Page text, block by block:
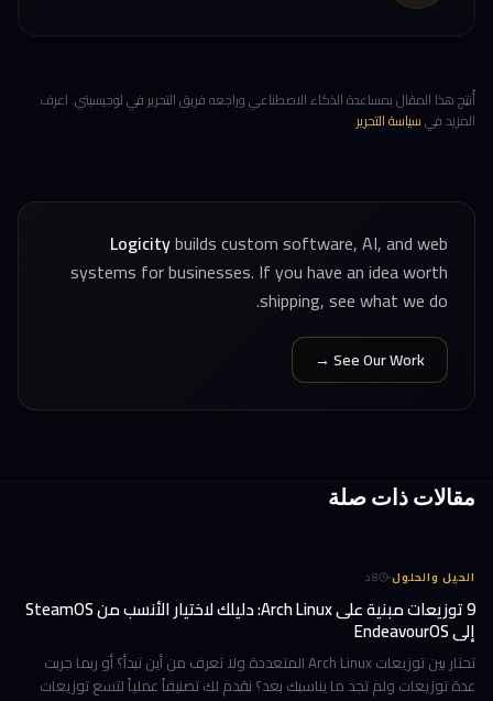
أُنتِج هذا المقال بمساعدة الذكاء الاصطناعي وراجعه فريق التحرير في لوجيسيتي. اعرف
المزيد فيسياسة التحرير.
Logicitybuilds custom software, AI, and web
systems for businesses. If you have an idea worth
shipping, see what we do.
See Our Work →
مقالات ذات صلة
الحيل والحلول·
8د
9 توزيعات مبنية على Arch Linux: دليلك لاختيار الأنسب من SteamOS
إلى EndeavourOS
تحتار بين توزيعات Arch Linux المتعددة ولا تعرف من أين تبدأ؟ أو ربما جربت
عدة توزيعات ولم تجد ما يناسبك بعد؟ نقدم لك تصنيفاً عملياً لتسع توزيعات